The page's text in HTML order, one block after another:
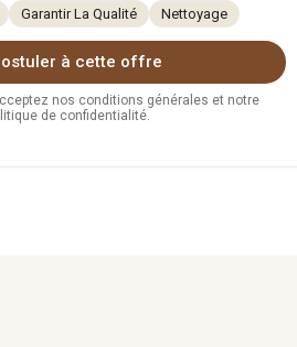
Garantir La Qualité Nettoyage
à cette offre
nos conditions générales et notre
de confidentialité.